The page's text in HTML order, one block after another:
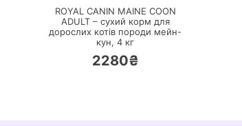
ROYAL CANIN MAINE COON
ADULT – сухий корм для
дорослих котів породи мейн-
кун, 4 кг
2280₴